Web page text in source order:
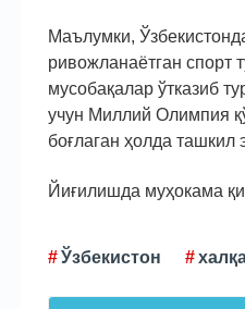
Маълумки,
ривожланаётган спорт
мусобақалар ўтказиб
учун Миллий Олимпия
боғлаган ҳолда
Йиғилишда муҳокама
Ўзбекистон